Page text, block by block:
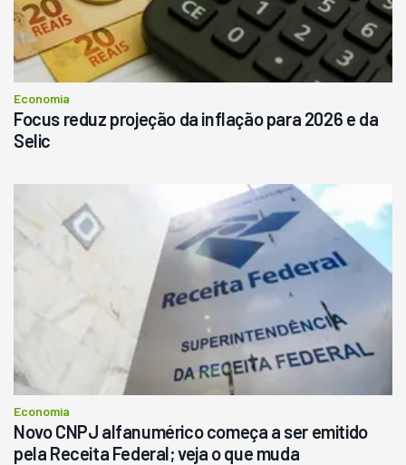
Economia
Focus reduz projeção da inflação para 2026 e da
Selic
Economia
Novo CNPJ alfanumérico começa a ser emitido
pela Receita Federal; veja o que muda